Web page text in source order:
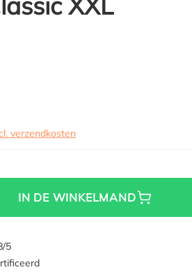
verzendkosten
IN DE WINKELMAND
5